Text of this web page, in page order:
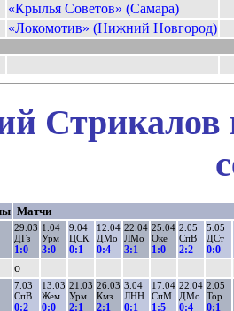
«Крылья Советов» (Самара)
«Локомотив» (Нижний Новгород)
Стрикалов
Матчи
29.03
ДГз
1:0
1.04
Урм
3:0
9.04
ЦСК
0:1
12.04
ДМо
0:4
22.04
ЛМо
3:1
25.04
Оке
1:0
2.05
СпВ
2:2
5.05
ДСт
0:0
о
7.03
СпВ
0:2
13.03
Жем
0:0
21.03
Урм
2:1
26.03
Кмз
2:1
3.04
ЛНН
0:1
17.04
СпМ
1:5
22.04
ДМо
0:4
2.05
Тор
0:1